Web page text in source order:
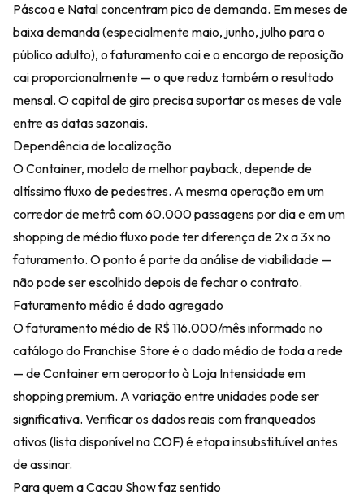
Páscoa e Natal concentram pico de demanda. Em meses de
baixa demanda (especialmente maio, junho, julho para o
público adulto), o faturamento cai e o encargo de reposição
cai proporcionalmente — o que reduz também o resultado
mensal. O capital de giro precisa suportar os meses de vale
entre as datas sazonais.
Dependência de localização
O Container, modelo de melhor payback, depende de
altíssimo fluxo de pedestres. A mesma operação em um
corredor de metrô com 60.000 passagens por dia e em um
shopping de médio fluxo pode ter diferença de 2x a 3x no
faturamento. O ponto é parte da análise de viabilidade —
não pode ser escolhido depois de fechar o contrato.
Faturamento médio é dado agregado
O faturamento médio de R$ 116.000/mês informado no
catálogo do Franchise Storeé o dado médio de toda a rede
— de Container em aeroporto à Loja Intensidade em
shopping premium. A variação entre unidades pode ser
significativa. Verificar os dados reais com franqueados
ativos (lista disponível na COF) é etapa insubstituível antes
de assinar.
Para quem a Cacau Show faz sentido